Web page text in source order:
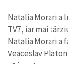
Natalia Morari a
TV7, iar mai
Natalia Morari a
Veaceslav